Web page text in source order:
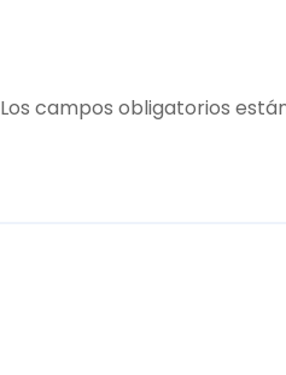
Los campos obligatorios